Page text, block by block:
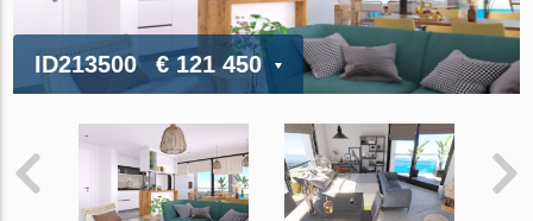
ID213500 € 121 450